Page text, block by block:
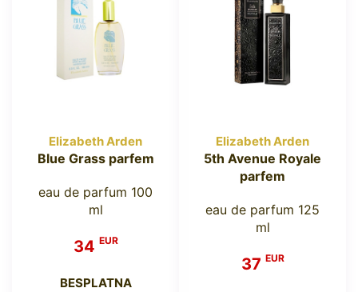
Elizabeth Arden
Blue Grass parfem
eau de parfum 100
ml
34 EUR
BESPLATNA
Elizabeth Arden
5th Avenue Royale
parfem
eau de parfum 125
ml
37 EUR